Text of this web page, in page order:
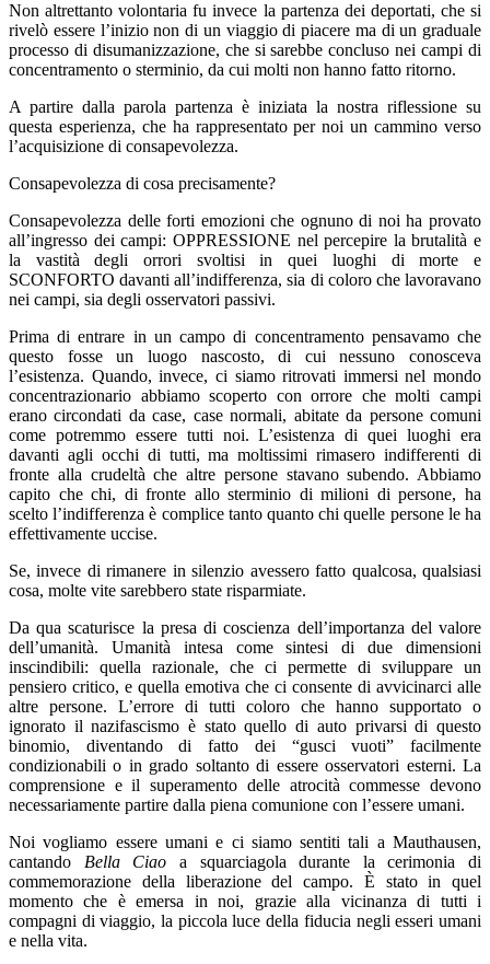
Non altrettanto volontaria fu invece la partenza dei deportati, che si
rivelò essere l’inizio non di un viaggio di piacere ma di un graduale
processo di disumanizzazione, che si sarebbe concluso nei campi di
concentramento o sterminio, da cui molti non hanno fatto ritorno.
A partire dalla parola partenza è iniziata la nostra riflessione su
questa esperienza, che ha rappresentato per noi un cammino verso
l’acquisizione di consapevolezza.
Consapevolezza di cosa precisamente?
Consapevolezza delle forti emozioni che ognuno di noi ha provato
all’ingresso dei campi: OPPRESSIONE nel percepire la brutalità e
la vastità degli orrori svoltisi in quei luoghi di morte e
SCONFORTO davanti all’indifferenza, sia di coloro che lavoravano
nei campi, sia degli osservatori passivi.
Prima di entrare in un campo di concentramento pensavamo che
questo fosse un luogo nascosto, di cui nessuno conosceva
l’esistenza. Quando, invece, ci siamo ritrovati immersi nel mondo
concentrazionario abbiamo scoperto con orrore che molti campi
erano circondati da case, case normali, abitate da persone comuni
come potremmo essere tutti noi. L’esistenza di quei luoghi era
davanti agli occhi di tutti, ma moltissimi rimasero indifferenti di
fronte alla crudeltà che altre persone stavano subendo. Abbiamo
capito che chi, di fronte allo sterminio di milioni di persone, ha
scelto l’indifferenza è complice tanto quanto chi quelle persone le ha
effettivamente uccise.
Se, invece di rimanere in silenzio avessero fatto qualcosa, qualsiasi
cosa, molte vite sarebbero state risparmiate.
Da qua scaturisce la presa di coscienza dell’importanza del valore
dell’umanità. Umanità intesa come sintesi di due dimensioni
inscindibili: quella razionale, che ci permette di sviluppare un
pensiero critico, e quella emotiva che ci consente di avvicinarci alle
altre persone. L’errore di tutti coloro che hanno supportato o
ignorato il nazifascismo è stato quello di auto privarsi di questo
binomio, diventando di fatto dei “gusci vuoti” facilmente
condizionabili o in grado soltanto di essere osservatori esterni. La
comprensione e il superamento delle atrocità commesse devono
necessariamente partire dalla piena comunione con l’essere umani.
Noi vogliamo essere umani e ci siamo sentiti tali a Mauthausen,
cantando Bella Ciao a squarciagola durante la cerimonia di
commemorazione della liberazione del campo. È stato in quel
momento che è emersa in noi, grazie alla vicinanza di tutti i
compagni di viaggio, la piccola luce della fiducia negli esseri umani
e nella vita.